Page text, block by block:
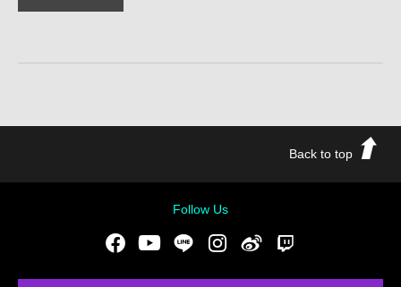
Back to top
Follow Us
FacebookYoutubeLINE Instgram新浪微博